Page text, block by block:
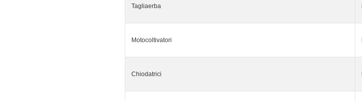
Tagliaerba
Motocoltivatori
Chiodatrici